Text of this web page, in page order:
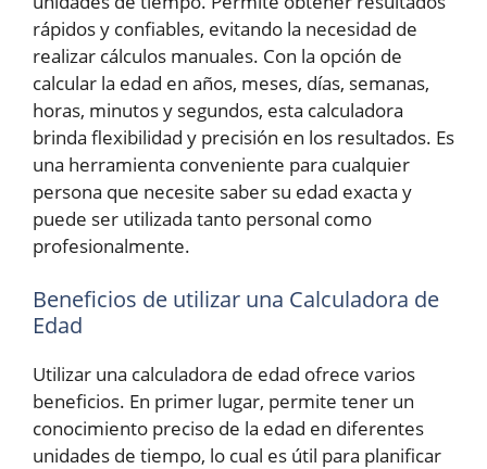
rápidos y confiables, evitando la necesidad de
realizar cálculos manuales. Con la opción de
calcular la edad en años, meses, días, semanas,
horas, minutos y segundos, esta calculadora
brinda flexibilidad y precisión en los resultados. Es
una herramienta conveniente para cualquier
persona que necesite saber su edad exacta y
puede ser utilizada tanto personal como
profesionalmente.
Beneficios de utilizar una Calculadora de
Edad
Utilizar una calculadora de edad ofrece varios
beneficios. En primer lugar, permite tener un
conocimiento preciso de la edad en diferentes
unidades de tiempo, lo cual es útil para planificar